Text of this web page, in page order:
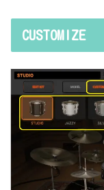
CUSTOMIZE